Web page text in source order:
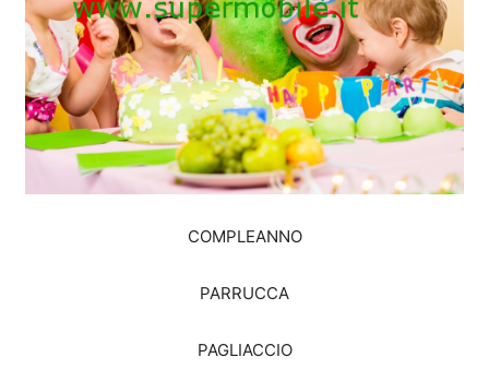
COMPLEANNO
PARRUCCA
PAGLIACCIO